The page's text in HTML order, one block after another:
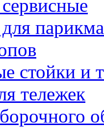
стойки и
тележек